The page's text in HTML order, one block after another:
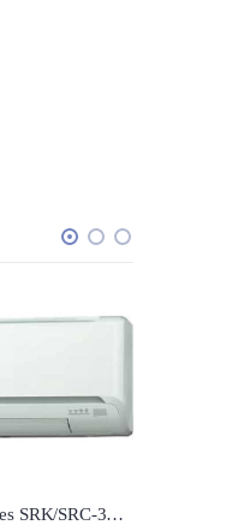
Mitsubishi Heavy Industries SRK/SRC-35ZM-S Κλιματιστικό Inverter 12000 BTU A++/A+ New Model 2024